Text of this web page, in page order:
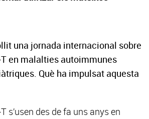
una jornada internacional sobre
en malalties autoimmunes
Què ha impulsat aquesta
s’usen des de fa uns anys en